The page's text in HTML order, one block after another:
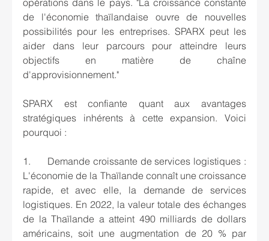
opérations dans le pays. "La croissance constante
de l'économie thaïlandaise ouvre de nouvelles
possibilités pour les entreprises. SPARX peut les
aider dans leur parcours pour atteindre leurs
objectifs en matière de chaîne
d'approvisionnement."
SPARX est confiante quant aux avantages
stratégiques inhérents à cette expansion. Voici
pourquoi :
1.	Demande croissante de services logistiques :
L'économie de la Thaïlande connaît une croissance
rapide, et avec elle, la demande de services
logistiques. En 2022, la valeur totale des échanges
de la Thaïlande a atteint 490 milliards de dollars
américains, soit une augmentation de 20 % par